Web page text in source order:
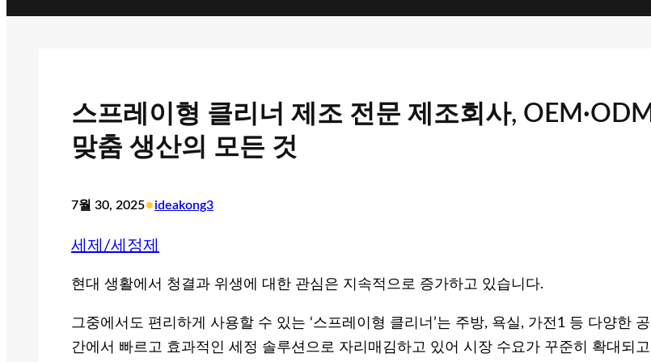
스프레이형 클리너 제조 전문 제조회사, OEM·ODM
맞춤 생산의 모든 것
7월 30, 2025•ideakong3
세제/세정제
현대 생활에서 청결과 위생에 대한 관심은 지속적으로 증가하고 있습니다.
그중에서도 편리하게 사용할 수 있는 ‘스프레이형 클리너’는 주방, 욕실, 가전1 등 다양한 공
간에서 빠르고 효과적인 세정 솔루션으로 자리매김하고 있어 시장 수요가 꾸준히 확대되고